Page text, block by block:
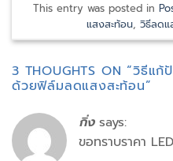
This entry was posted in
แสงสะท้อน, วิธีลดแ
3 THOUGHTS ON “วิธีแก้
ด้วยฟิล์มลดแสงสะท้อน”
กิ่ง says:
ขอทราบราคา